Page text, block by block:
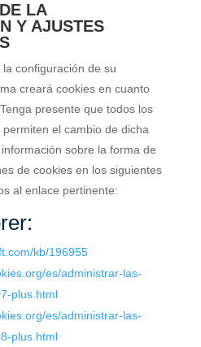
LA
Y AJUSTES
configuración de su
creará cookies en cuanto
presente que todos los
el cambio de dicha
sobre la forma de
de cookies en los siguientes
al enlace pertinente:
kb/196955
es/administrar-las-
plus.html
es/administrar-las-
plus.html